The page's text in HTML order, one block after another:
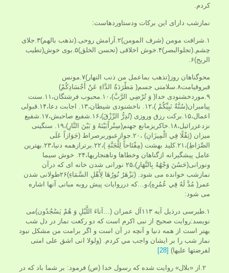
کردم.
نمازشب دارای این برکات ودستاوردهاست:
۱.شرافت مومن (شرف المومن)۲.آرامش روحی.(تذهب بالهم)۳.جلای
چشم.(تجلوالبصر)۴.خوش اخلاقی (تحسن الخلق)۵.بوی خوش(تطیب
الریح)۶.
محوگناهان روز(تذهب بماعمل من ذنب النهار)۷.مونس
قبروقیامت۸.سلامتی جسم( مَطْرَدَةُ الدَّاءِ عَنْ أَجْسَادِكُمْ)
۹.موردخشنودی خدا( وَ تُرْضِي الرَّبَّ)،۱۰.محبوب فرشتگان،۱۱.سنت
پیامبران(سُنَّةُ نَبِيِّكُمْ )،۱۲. ناخشنودی شیطان،۱۳. اجابت دعا،۱۴.قبولی
اعمال،۱۵.برکت رزق وروزی (تُدِرُّ الرِّزْقَ)،۱۶.شفیع صاحبش،۱۷.شفیع
نزدعزرائیل،۱۸.خاکریزمانع جهنم(سِتْراًبَيْنَهُ وَ بَيْنَ النَّارِ)،۱۹. سنگینی
میزان (ثِقْلًا فِي الْمِيزَانِ) ،۲۰.جوازعبوربرصراط (جَوَازاً عَلَى
الصِّرَاطِ)،۲۱.کلید بهشت (مِفْتَاحاً لِلْجَنَّةِ )،۲۲.برترازهمه دنیا،۲۳.بهترین
عامل پیشگیرانه ازگناهان وخطاها وناهنجاریها،۲۴.
خوش سیما
ونورانی(حَسُنَ‏ وَجْهُهُ‏ بِالنَّهَارِ)،۲۵ نورانی شدن خانه ای که درآن
نمازشب خوانده می شود. (يَزْهَرُ نُورُهَا لِأَهْلِ السَّمَاءِ)۲۶طولانی شدن
عمر( مُدَّ لَهُ فِي عُمُرِهِ)،و…که درروایات پیش روبه مبانی آنها اشاره
می شود:
۱.طبرسی درذیل آیه ۱۱۳آل عمران (…آناءَ اللَّيْلِ وَ هُمْ يَسْجُدُون)می
نویسد:روايت صحيح از نبى اكرم است كه دو ركعت نماز در دل شب
بهتر است از همه دنيا و آنچه در آن است و اگر برامت من مشكل نبود
نماز شب را بر ايشان واجب مي كردم. (ولولا انی اشق علی امتی
لفرضتها علیها) [28]
۲.از «بلال» روايت شده كه رسول خدا (ص) فرمود: بر شما باد كه در